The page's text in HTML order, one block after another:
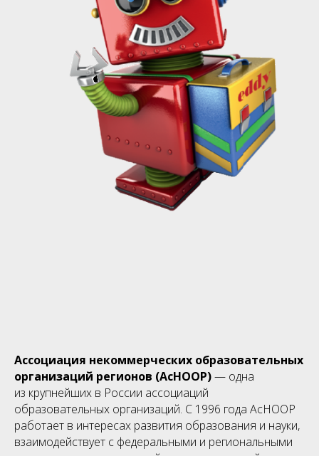
Ассоциация некоммерческих образовательных
организаций регионов (АсНООР)— одна
из крупнейших в России ассоциаций
образовательных организаций. С 1996 года АсНООР
работает в интересах развития образования и науки,
взаимодействует с федеральными и региональными